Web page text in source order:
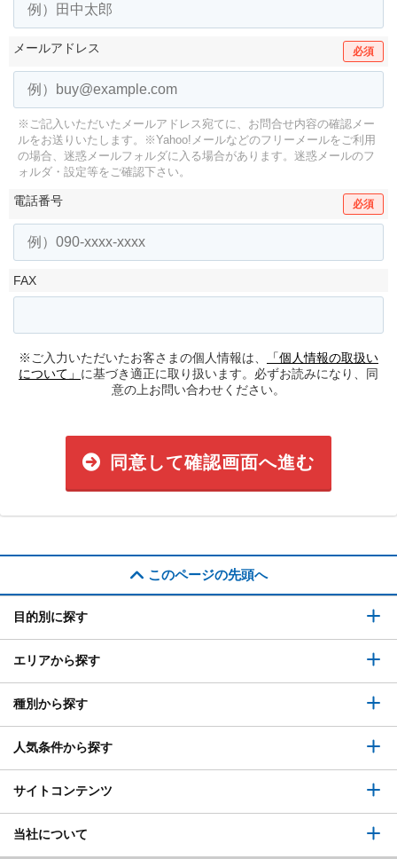
メールアドレス 必須
※ご記入いただいたメールアドレス宛てに、お問合せ内容の確認メー
ルをお送りいたします。
※Yahoo!メールなどのフリーメールをご利用
の場合、迷惑メールフォルダに入る場合があります。 迷惑メールのフ
ォルダ・設定等をご確認下さい。
電話番号 必須
FAX
※ご入力いただいたお客さまの個人情報は、
「個人情報の取扱い
について」 に基づき適正に取り扱います。必ずお読みになり、同
意の上お問い合わせください。
同意して確認画面へ進む
このページの先頭へ
目的別に探す
エリアから探す
種別から探す
人気条件から探す
サイトコンテンツ
当社について